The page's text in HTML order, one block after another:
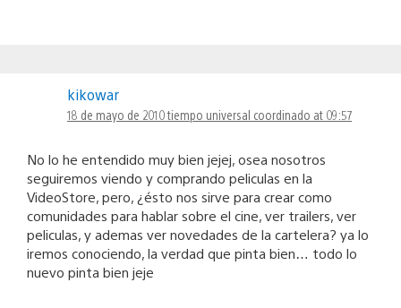
kikowar
18 de mayo de 2010 tiempo universal coordinado at 09:57
No lo he entendido muy bien jejej, osea nosotros
seguiremos viendo y comprando peliculas en la
VideoStore, pero, ¿ésto nos sirve para crear como
comunidades para hablar sobre el cine, ver trailers, ver
peliculas, y ademas ver novedades de la cartelera? ya lo
iremos conociendo, la verdad que pinta bien… todo lo
nuevo pinta bien jeje